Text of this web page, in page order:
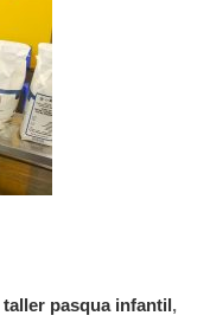
taller pasqua infantil,